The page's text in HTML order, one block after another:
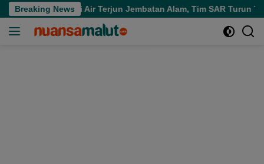
Langsung
ke
Breaking Newsdi Air Terjun Jembatan Alam, Tim SAR Turun Tangan